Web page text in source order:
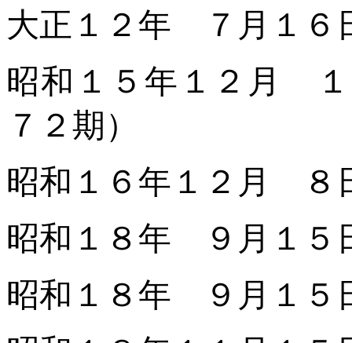
大正１２年 ７月１
昭和１５年１２月
７２期）
昭和１６年１２月
昭和１８年 ９月１
昭和１８年 ９月１